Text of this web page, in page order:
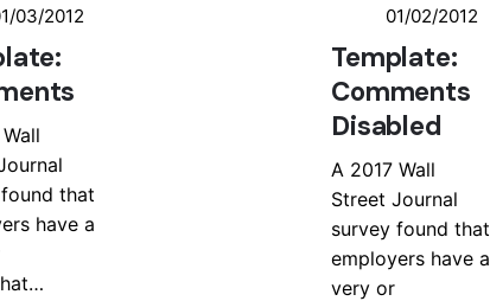
03/2012
that
have a
01/02/2012
Template:
Comments
Disabled
A 2017 Wall
Street Journal
survey found that
employers have a
very or